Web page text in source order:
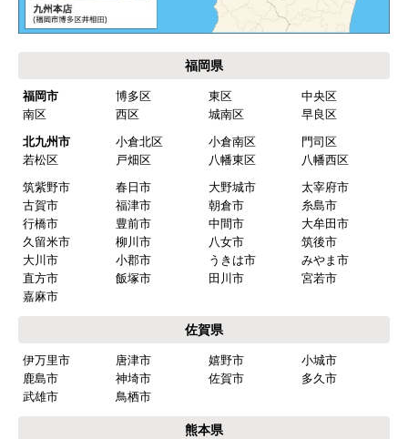
福岡県
福岡市 博多区 東区
中央区
南区
西区 城南区
早良区
北九州市
小倉北区 小倉南区
門司区
若松区
戸畑区 八幡東区
八幡西区
筑紫野市
春日市 大野城市
太宰府市
古賀市
福津市 朝倉市
糸島市
行橋市
豊前市 中間市
大牟田市
久留米市
柳川市 八女市
筑後市
大川市
小郡市 うきは市
みやま市
直方市
飯塚市 田川市
宮若市
嘉麻市
佐賀県
伊万里市 唐津市 嬉野市
小城市
鹿島市
神埼市 佐賀市
多久市
武雄市
鳥栖市
熊本県